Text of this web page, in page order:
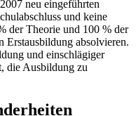
neu eingeführten
und keine
der Theorie und 100 % der
Erstausbildung absolvieren.
und einschlägiger
die Ausbildung zu